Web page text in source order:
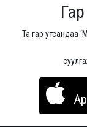
Та гар утсандаа